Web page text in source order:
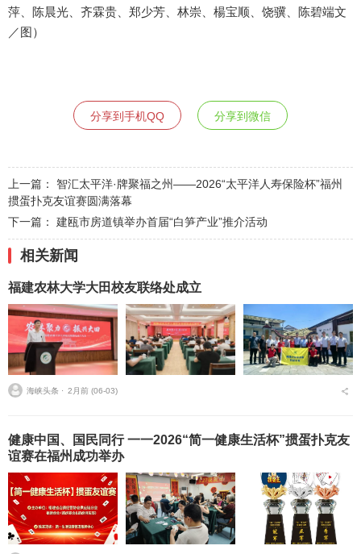
萍、陈晨光、齐霖贵、郑少芳、林崇、楊宝顺、饶骥、陈碧端文
／图）
分享到手机QQ 分享到微信
上一篇： 智汇太平洋·牌聚福之州——2026“太平洋人寿保险杯”福州
掼蛋扑克友谊赛圆满落幕
下一篇： 建瓯市房道镇举办首届“白笋产业”推介活动
相关新闻
福建农林大学大田校友联络处成立
海峡头条 ⋅ 2月前 (06-03)
健康中国、国民同行 一一2026“简一健康生活杯”掼蛋扑克友
谊赛在福州成功举办